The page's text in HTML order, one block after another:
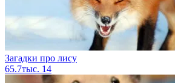
Загадки про лису
65.7тыс. 14